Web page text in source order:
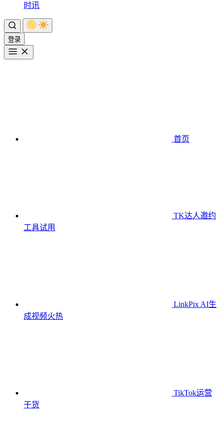
时讯
登录
首页
TK达人邀约
工具试用
LinkPix AI生
成视频火热
TikTok运营
干货